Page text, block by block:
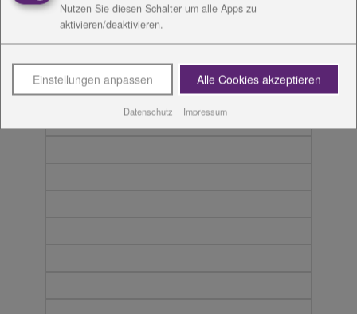
Nutzen Sie diesen Schalter um alle Apps zu
aktivieren/deaktivieren.
Einstellungen anpassen Alle Cookies akzeptieren
Datenschutz | Impressum